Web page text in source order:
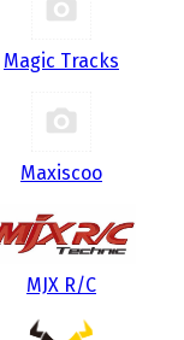
Magic Tracks
Maxiscoo
MJX R/C